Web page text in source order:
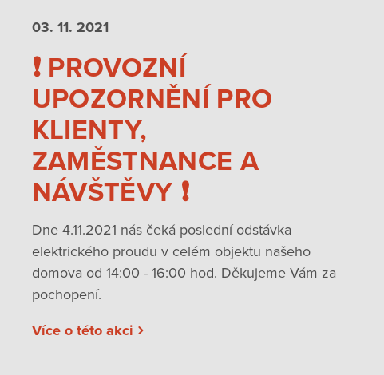
03. 11. 2021
❗️ PROVOZNÍ
UPOZORNĚNÍ PRO
KLIENTY,
ZAMĚSTNANCE A
NÁVŠTĚVY ❗️
Dne 4.11.2021 nás čeká poslední odstávka
elektrického proudu v celém objektu našeho
domova od 14:00 - 16:00 hod. Děkujeme Vám za
pochopení.
Více o této akci